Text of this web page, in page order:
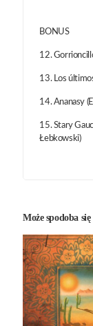
BONUS
12.
13. Los
14. Ananasy
15. Stary
Łebkowski)
Może spodoba